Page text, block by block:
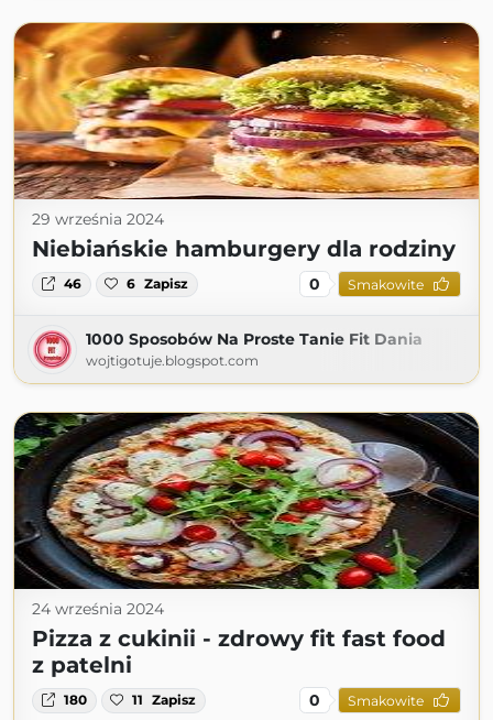
29 września 2024
Niebiańskie hamburgery dla rodziny
46 6 Zapisz 0 Smakowite
1000 Sposobów Na Proste Tanie Fit Dania
wojtigotuje.blogspot.com
24 września 2024
Pizza z cukinii - zdrowy fit fast food
z patelni
180 11 Zapisz 0 Smakowite